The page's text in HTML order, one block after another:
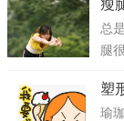
瘦
总
腿
塑
瑜